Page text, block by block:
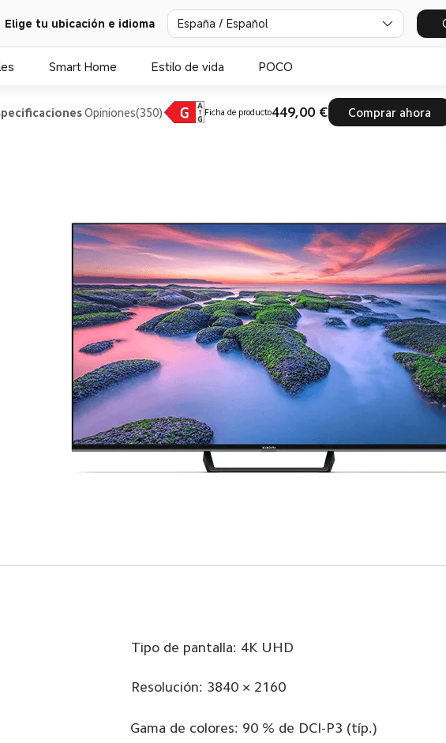
Elige tu ubicación e idioma España / Español
Smart Home Estilo de vida POCO
Opiniones(350) Ficha de producto449,00 € Comprar ahora
Tipo de pantalla: 4K UHD
Resolución: 3840 × 2160
Gama de colores: 90 % de DCI-P3 (típ.)